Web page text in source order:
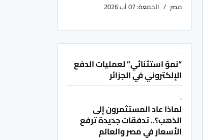
مصر الجمعة: 07 آب 2026
“نموّ استثنائي” لعمليات الدفع
الإلكتروني في الجزائر
لماذا عاد المستثمرون إلى
الذهب؟.. تدفقات جديدة ترفع
الأسعار في مصر والعالم